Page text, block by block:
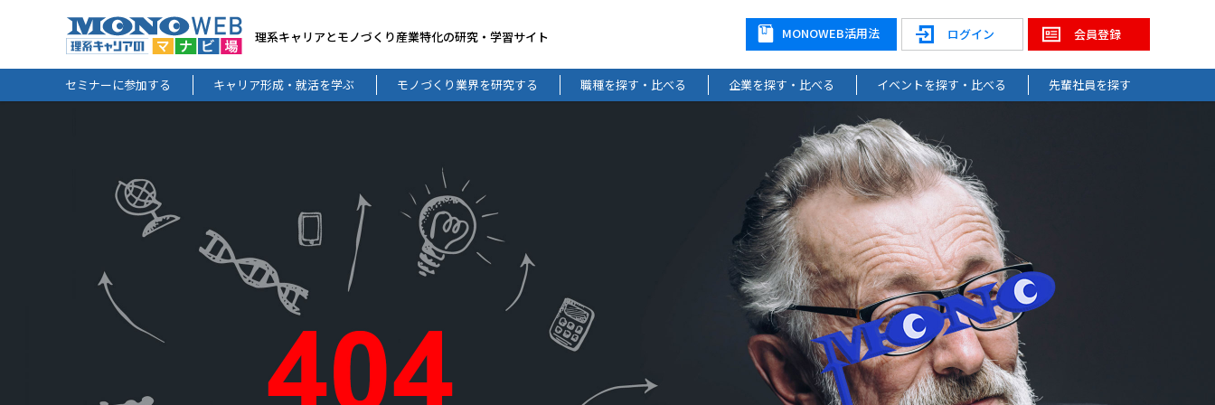
理系キャリアとモノづくり産業特化の研究・学習サイト 会員登録
ログイン
MONOWEB活用法
セミナーに参加する キャリア形成・就活を学ぶ モノづくり業界を研究する 職種を探す・比べる 企業を探す・比べる イベントを探す・比べる 先輩社員を探す